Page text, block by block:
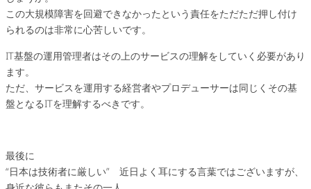
この大規模障害を回避できなかったという責任をただただ押し付け
られるのは非常に心苦しいです。
IT基盤の運用管理者はその上のサービスの理解をしていく必要があり
ます。
ただ、サービスを運用する経営者やプロデューサーは同じくその基
盤となるITを理解するべきです。
最後に
“日本は技術者に厳しい” 近日よく耳にする言葉ではございますが、